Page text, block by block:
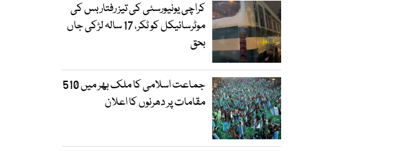
کراچی یونیورسٹی کی تیز رفتار بس کی
موٹرسائیکل کو ٹکر، 17 سالہ لڑکی جاں
بحق
جماعت اسلامی کا ملک بھر میں 510
مقامات پر دھرنوں کا اعلان